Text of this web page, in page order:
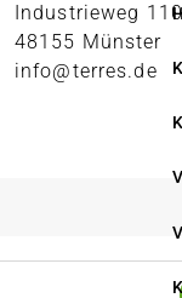
Industrieweg 110
48155 Münster
info@terres.de